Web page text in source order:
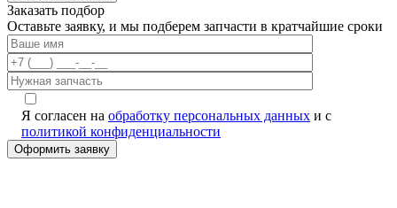
Заказать подбор
Оставьте заявку, и мы подберем запчасти в кратчайшие сроки
Я согласен на обработку персональных данных и с
политикой конфиденциальности